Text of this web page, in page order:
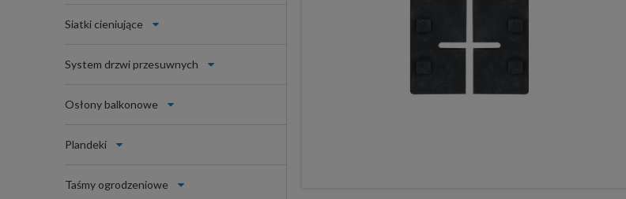
Siatki cieniujące
System drzwi przesuwnych
Osłony balkonowe
Plandeki
Taśmy ogrodzeniowe